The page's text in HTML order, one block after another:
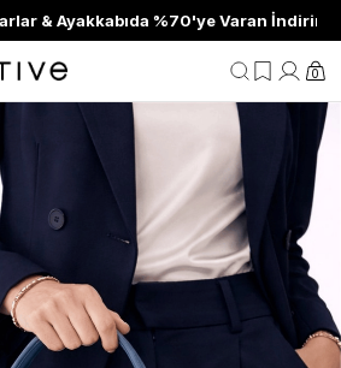
%70'ye Varan İndirim
0